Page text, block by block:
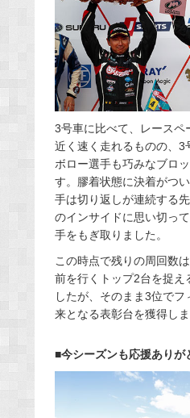
3号車に比べて、レースペ
近く速く走れるものの、3
ボロー選手も巧みなブロ
す。膠着状態に決着がつ
手は切り返しが連続する
のインサイドに思い切っ
手をもぎ取りました。
この時点で残りの周回数
前を行くトップ2台を捉え
したが、そのまま3位でフ
来となる表彰台を獲得しま
■今シーズンも応援ありが